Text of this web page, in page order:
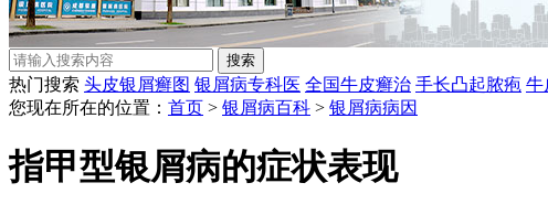
热门搜索 头皮银屑癣图 银屑病专科医 全国牛皮癣治 手长凸起脓疱 牛
您现在所在的位置： 首页 > 银屑病百科 > 银屑病病因
指甲型银屑病的症状表现